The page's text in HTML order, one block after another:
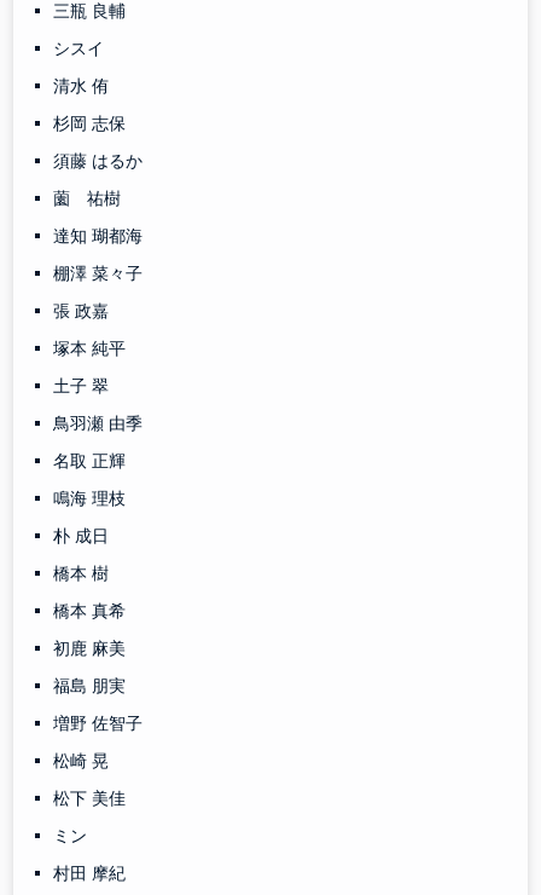
三瓶 良輔
シスイ
清水 侑
杉岡 志保
須藤 はるか
薗 祐樹
達知 瑚都海
棚澤 菜々子
張 政嘉
塚本 純平
土子 翠
鳥羽瀬 由季
名取 正輝
鳴海 理枝
朴 成日
橋本 樹
橋本 真希
初鹿 麻美
福島 朋実
増野 佐智子
松崎 晃
松下 美佳
ミン
村田 摩紀